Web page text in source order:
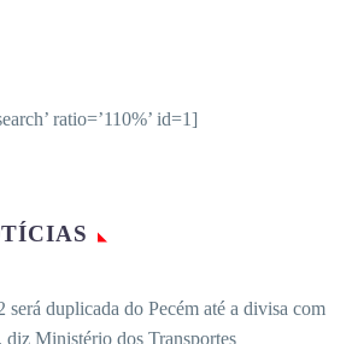
ratio=’110%’ id=1]
será duplicada do Pecém até a divisa com
diz Ministério dos Transportes